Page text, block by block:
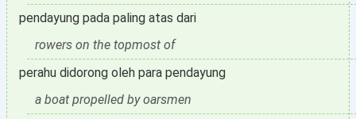
pendayung pada paling atas dari
rowers on the topmost of
perahu didorong oleh para pendayung
a boat propelled by oarsmen